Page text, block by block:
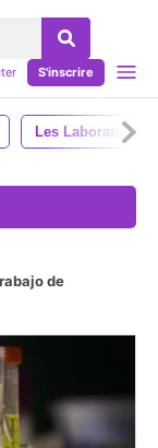
S'inscrire
Les Laboratoires
de